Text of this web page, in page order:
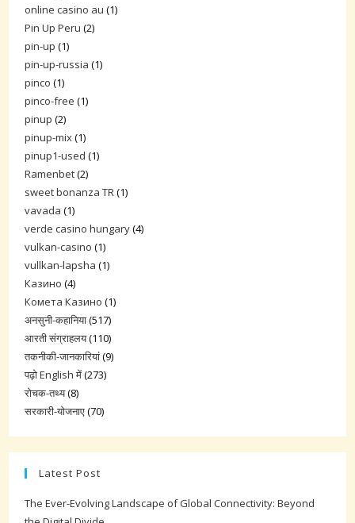
online casino au (1)
Pin Up Peru (2)
pin-up (1)
pin-up-russia (1)
pinco (1)
pinco-free (1)
pinup (2)
pinup-mix(1)
pinup1-used (1)
Ramenbet(2)
sweet bonanza TR(1)
vavada (1)
verde casino hungary(4)
vulkan-casino (1)
vullkan-lapsha (1)
Казино (4)
Комета Казино (1)
अनसुनी-कहानिया(517)
आरती संग्राहलय(110)
तकनीकी-जानकारियां(9)
पढ़ो English में(273)
रोचक-तथ्य(8)
सरकारी-योजनाए(70)
Latest Post
The Ever-Evolving Landscape of Global Connectivity: Beyond